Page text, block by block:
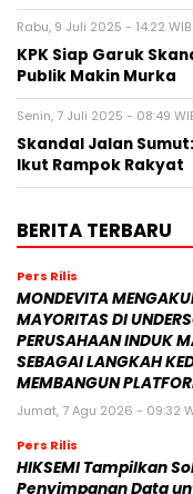
Rabu, 9 Juli 2025 - 14:22 WIB
KPK Siap Garuk
Publik Makin Murka
Senin, 7 Juli 2025 - 08:49
Skandal Jalan
Ikut Rampok Rakyat
BERITA TERBARU
Pers Rilis
MONDEVITA
MAYORITAS DI
PERUSAHAAN INDUK
SEBAGAI LANGKAH
MEMBANGUN
Jumat, 7 Agu 2026 - 09:32
Pers Rilis
HIKSEMI Tampilkan
Penyimpanan Data